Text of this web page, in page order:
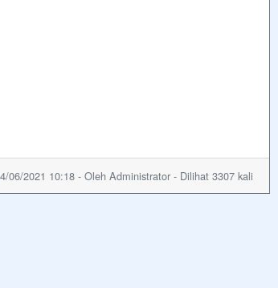
06/2021 10:18 - Oleh Administrator - Dilihat 3307 kali